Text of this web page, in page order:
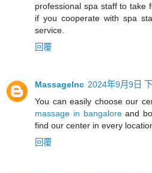
professional spa staff to take
if you cooperate with spa
service.
回覆
MassageInc 2024年9月9日
You can easily choose our
massage in bangaloreand
find our center in every
回覆